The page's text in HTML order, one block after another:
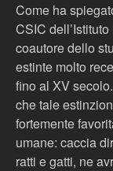
Come ha
CSIC
coautore dello
estinte molto
fino al XV
che tale
fortemente
umane: caccia
ratti e gatti, ne